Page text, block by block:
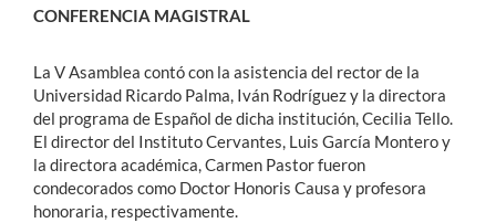
CONFERENCIA MAGISTRAL
La V Asamblea contó con la asistencia del rector de la
Universidad Ricardo Palma, Iván Rodríguez y la directora
del programa de Español de dicha institución, Cecilia Tello.
El director del Instituto Cervantes, Luis García Montero y
la directora académica, Carmen Pastor fueron
condecorados como Doctor Honoris Causa y profesora
honoraria, respectivamente.